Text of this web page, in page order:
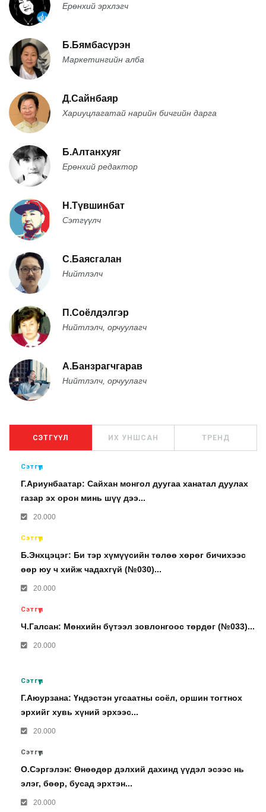
Ерөнхий эрхлэгч
Б.Бямбасүрэн
Маркетингийн алба
Д.Сайнбаяр
Хариуцлагатай нарийн бичгийн дарга
Б.Алтанхуяг
Ерөнхий редактор
Н.Түвшинбат
Сэтгүүлч
С.Баясгалан
Нийтлэлч
П.Соёлдэлгэр
Нийтлэлч, орчуулагч
А.Банзрагчгарав
Нийтлэлч, орчуулагч
СЭТГҮҮЛ ИХ УНШСАН ТРЕНД
Сэтгүүл
Г.Ариунбаатар: Сайхан монгол дуугаа ханатал дуулах
газар эх орон минь шүү дээ...
20.000
Сэтгүүл
Б.Энхцэцэг: Би тэр хүмүүсийн төлөө хөрөг бичихээс
өөр юу ч хийж чадахгүй (№030)...
20.000
Сэтгүүл
Ч.Галсан: Мөнхийн бүтээл зовлонгоос төрдөг (№033)...
20.000
Сэтгүүл
Г.Аюурзана: Үндэстэн угсаатны соёл, оршин тогтнох
эрхийг хувь хүний эрхээс...
20.000
Сэтгүүл
О.Сэргэлэн: Өнөөдөр дэлхий дахинд үүдэл эсээс нь
элэг, бөөр, бусад эрхтэн...
20.000